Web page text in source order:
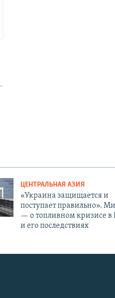
ЦЕНТРАЛЬНАЯ АЗИЯ
«Украина защищается и
поступает правильно».
— о топливном кризисе в
и его последствиях